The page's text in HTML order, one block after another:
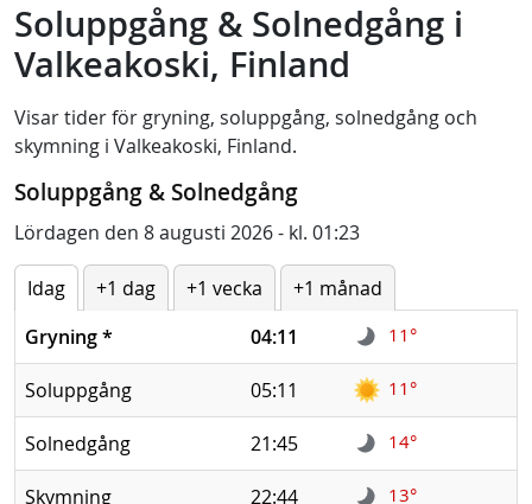
Soluppgång & Solnedgång i
Valkeakoski, Finland
Visar tider för gryning, soluppgång, solnedgång och
skymning i Valkeakoski, Finland.
Soluppgång & Solnedgång
Lördagen den 8 augusti 2026 - kl. 01:23
Idag +1 dag +1 vecka
+1 månad
Gryning* 04:11 11°
Soluppgång 05:11 11°
Solnedgång 21:45 14°
Skymning 22:44 13°